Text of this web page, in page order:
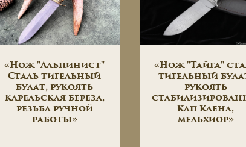
«Нож "Альпинист"
Сталь тигельный
булат, рукоять
карельская береза,
резьба ручной
работы»
«Нож "Тайга"
тигельный
рукоять
кап клена,
мельхиор»